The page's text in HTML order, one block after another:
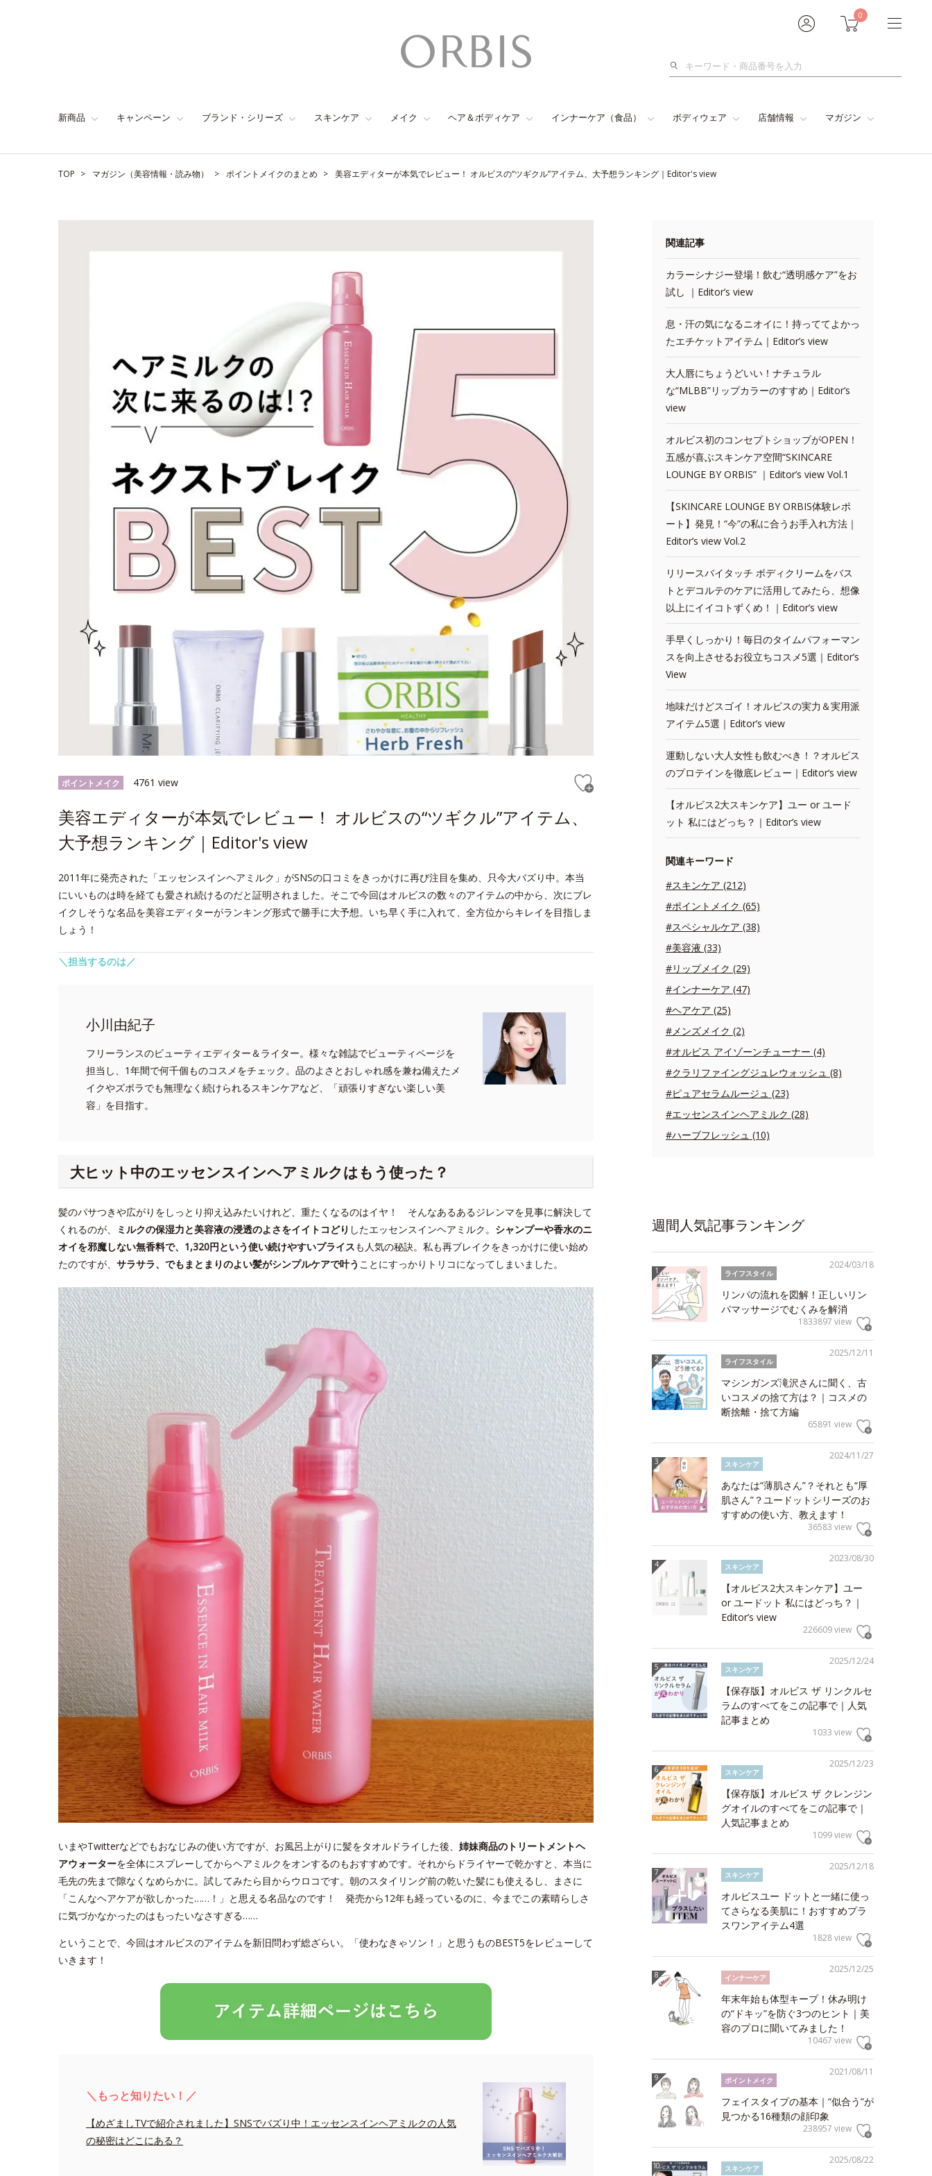
0
検
新商品 キャンペーン ブランド・シリーズ スキンケア メイク ヘア＆ボディケア インナーケア（食品） ボディウェア 店舗情報 マガジン
TOP マガジン（美容情報・読み物） ポイントメイクのまとめ 美容エディターが本気でレビュー！ オルビスの“ツギクル”アイテム、大予想ランキング｜Editor's view
ポイントメイク 4761 view
美容エディターが本気でレビュー！ オルビスの“ツギクル”アイテム、
大予想ランキング｜Editor's view
2011年に発売された「エッセンスインヘアミルク」がSNSの口コミをきっかけに再び注目を集め、只今大バズり中。本当
にいいものは時を経ても愛され続けるのだと証明されました。そこで今回はオルビスの数々のアイテムの中から、次にブレ
イクしそうな名品を美容エディターがランキング形式で勝手に大予想。いち早く手に入れて、全方位からキレイを目指しま
しょう！
＼担当するのは／
小川由紀子
フリーランスのビューティエディター＆ライター。様々な雑誌でビューティページを
担当し、1年間で何千個ものコスメをチェック。品のよさとおしゃれ感を兼ね備えたメ
イクやズボラでも無理なく続けられるスキンケアなど、「頑張りすぎない楽しい美
容」を目指す。
大ヒット中のエッセンスインヘアミルクはもう使った？
髪のパサつきや広がりをしっとり抑え込みたいけれど、重たくなるのはイヤ！ そんなあるあるジレンマを見事に解決して
くれるのが、
ミルクの保湿力と美容液の浸透のよさをイイトコどり したエッセンスインヘアミルク。 シャンプーや香水のニ
オイを邪魔しない無香料で、1,320円という使い続けやすいプライスも人気の秘訣。私も再ブレイクをきっかけに使い始め
たのですが、 サラサラ、でもまとまりのよい髪がシンプルケアで叶う ことにすっかりトリコになってしまいました。
いまやTwitterなどでもおなじみの使い方ですが、お風呂上がりに髪をタオルドライした後、 姉妹商品のトリートメントヘ
アウォーターを全体にスプレーしてからヘアミルクをオンするのもおすすめです。それからドライヤーで乾かすと、本当に
毛先の先まで隙なくなめらかに。試してみたら目からウロコです。朝のスタイリング前の乾いた髪にも使えるし、まさに
「こんなヘアケアが欲しかった……！」と思える名品なのです！ 発売から12年も経っているのに、今までこの素晴らしさ
に気づかなかったのはもったいなさすぎる……
ということで、今回はオルビスのアイテムを新旧問わず総ざらい。「使わなきゃソン！」と思うものBEST5をレビューして
いきます！
＼もっと知りたい！／
【めざましTVで紹介されました】SNSでバズり中！エッセンスインヘアミルクの人気
の秘密はどこにある？
関連記事
カラーシナジー登場！飲む“透明感ケア”をお
試し ｜Editor’s view
息・汗の気になるニオイに！持っててよかっ
たエチケットアイテム｜Editor’s view
大人唇にちょうどいい！ナチュラル
な“MLBB”リップカラーのすすめ｜Editor’s
view
オルビス初のコンセプトショップがOPEN！
五感が喜ぶスキンケア空間“SKINCARE
LOUNGE BY ORBIS” ｜Editor’s view Vol.1
【SKINCARE LOUNGE BY ORBIS体験レポ
ート】発見！“今”の私に合うお手入れ方法｜
Editor’s view Vol.2
リリースバイタッチ ボディクリームをバス
トとデコルテのケアに活用してみたら、想像
以上にイイコトずくめ！｜Editor’s view
手早くしっかり！毎日のタイムパフォーマン
スを向上させるお役立ちコスメ5選｜Editor’s
View
地味だけどスゴイ！オルビスの実力＆実用派
アイテム5選｜Editor’s view
運動しない大人女性も飲むべき！？オルビス
のプロテインを徹底レビュー｜Editor‘s view
【オルビス2大スキンケア】ユー or ユード
ット 私にはどっち？｜Editor’s view
関連キーワード
#スキンケア (212)
#ポイントメイク (65)
#スペシャルケア (38)
#美容液 (33)
#リップメイク (29)
#インナーケア (47)
#ヘアケア (25)
#メンズメイク (2)
#オルビス アイゾーンチューナー (4)
#クラリファイングジュレウォッシュ (8)
#ピュアセラムルージュ (23)
#エッセンスインヘアミルク (28)
#ハーブフレッシュ (10)
週間人気記事ランキング
2024/03/18
ライフスタイル
リンパの流れを図解！正しいリン
パマッサージでむくみを解消
1833897 view
2025/12/11
ライフスタイル
マシンガンズ滝沢さんに聞く、古
いコスメの捨て方は？｜コスメの
断捨離・捨て方編
65891 view
2024/11/27
スキンケア
あなたは“薄肌さん”？それとも“厚
肌さん”？ユードットシリーズのお
すすめの使い方、教えます！
36583 view
2023/08/30
スキンケア
【オルビス2大スキンケア】ユー
or ユードット 私にはどっち？｜
Editor’s view
226609 view
2025/12/24
スキンケア
【保存版】オルビス ザ リンクルセ
ラムのすべてをこの記事で｜人気
記事まとめ
1033 view
2025/12/23
スキンケア
【保存版】オルビス ザ クレンジン
グオイルのすべてをこの記事で｜
人気記事まとめ
1099 view
2025/12/18
スキンケア
オルビスユー ドットと一緒に使っ
てさらなる美肌に！おすすめプラ
スワンアイテム4選
1828 view
2025/12/25
インナーケア
年末年始も体型キープ！休み明け
の“ドキッ”を防ぐ3つのヒント｜美
容のプロに聞いてみました！
10467 view
2021/08/11
ポイントメイク
フェイスタイプの基本｜“似合う”が
見つかる16種類の顔印象
238957 view
2025/08/22
スキンケア